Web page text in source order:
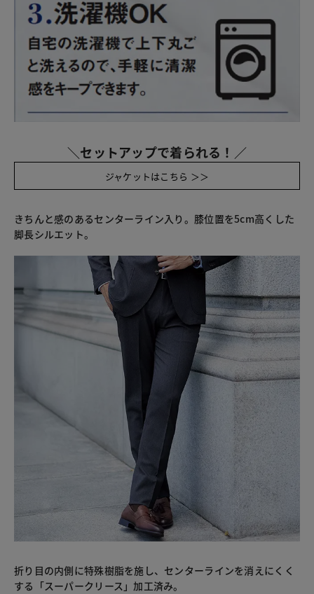
＼セットアップで着られる！／
ジャケットはこちら ＞＞
きちんと感のあるセンターライン入り。膝位置を5cm高くした
脚長シルエット。
折り目の内側に特殊樹脂を施し、センターラインを消えにくく
する「スーパークリース」加工済み。